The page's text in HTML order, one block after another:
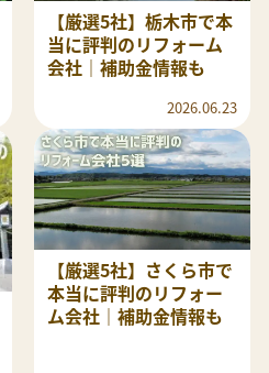
【厳選5社】栃木市で本
当に評判のリフォーム
会社｜補助金情報も
2026.06.23
【厳選5社】さくら市で
本当に評判のリフォー
ム会社｜補助金情報も